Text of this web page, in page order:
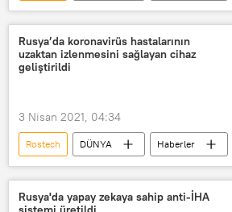
SAVUNMA
Sergey Çemezov
Rosoboroneksport
Aleksandr Miheyev
Askeri teçhizat
sipariş
Rusya’da koronavirüs hastalarının
uzaktan izlenmesini sağlayan cihaz
geliştirildi
3 Nisan 2021, 04:34
Rostech DÜNYA
Haberler
KORONAVİRÜS
Rusya
Koronavirüs
Tıbbi cihaz
Rusya'da yapay zekaya sahip anti-İHA